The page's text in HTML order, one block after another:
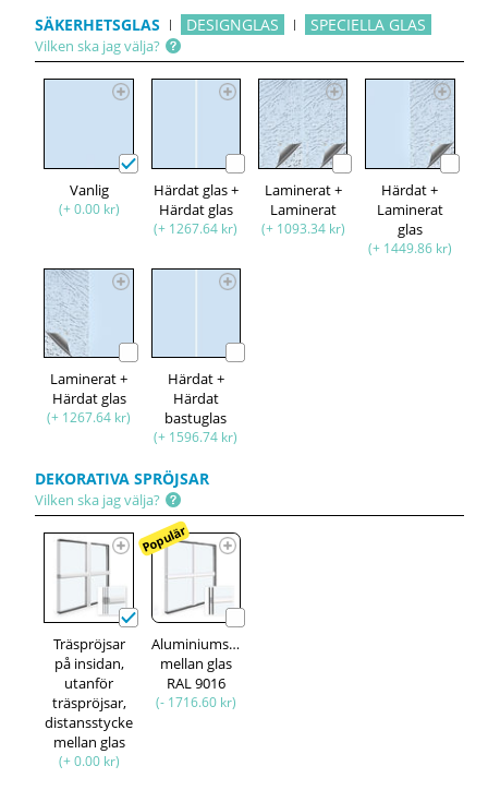
SÄKERHETSGLAS DESIGNGLAS SPECIELLA GLAS
Vilken ska jag välja?
Vanlig
(+ 0.00 kr)
Härdat glas +
Härdat glas
(+ 1267.64 kr)
Laminerat +
Laminerat
(+ 1093.34 kr)
Härdat +
Laminerat
glas
(+ 1449.86 kr)
Laminerat +
Härdat glas
(+ 1267.64 kr)
Härdat +
Härdat
bastuglas
(+ 1596.74 kr)
DEKORATIVA SPRÖJSAR
Vilken ska jag välja?
Träspröjsar
på insidan,
utanför
träspröjsar,
distansstycke
mellan glas
(+ 0.00 kr)
Populär
Aluminiumspröjsar
mellan glas
RAL 9016
(- 1716.60 kr)